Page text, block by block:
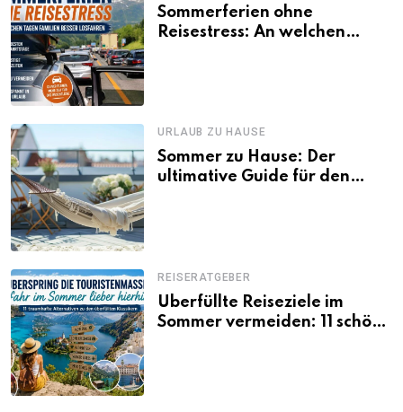
Sommerferien ohne
Reisestress: An welchen
URLAUB ZU HAUSE
Sommer zu Hause: Der
ultimative Guide für den
REISERATGEBER
Überfüllte Reiseziele im
Sommer vermeiden: 11 schöne